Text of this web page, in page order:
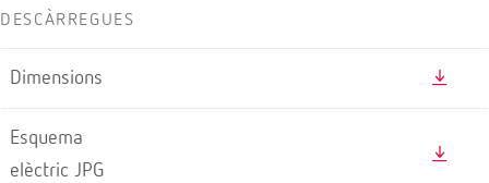
DESCÀRREGUES
Dimensions
Esquema
elèctric JPG